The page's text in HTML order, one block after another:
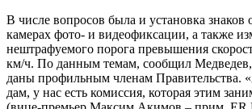
В числе вопросов была и установка
камерах фото- и видеофиксации, а также
нештрафуемого порога превышения
км/ч. По данным темам, сообщил Медведев,
даны профильным членам Правительства.
дам, у нас есть комиссия, которая этим